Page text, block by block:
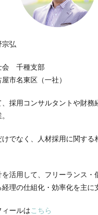
弘
会 千種支部
市名東区（一社）
、採用コンサルタントや財務
でなく、人材採用に関する
を活用して、フリーランス・
理の仕組化・効率化を主に
ールは こちら